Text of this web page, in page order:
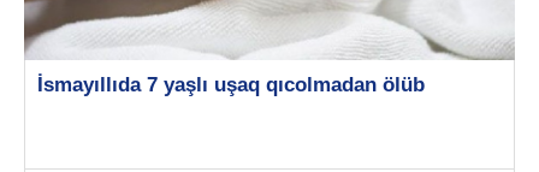
İsmayıllıda 7 yaşlı uşaq qıcolmadan ölüb